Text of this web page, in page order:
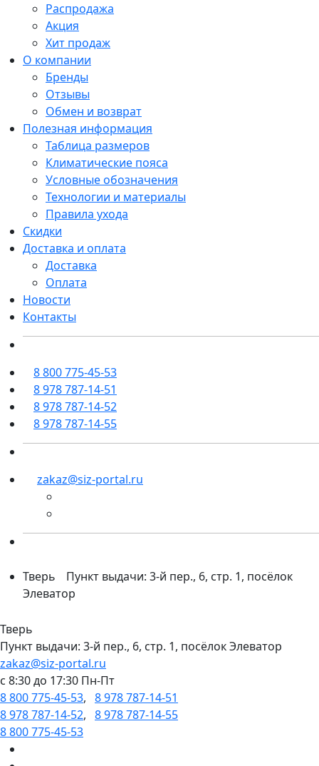
Распродажа
Акция
Хит продаж
О компании
Бренды
Отзывы
Обмен и возврат
Полезная информация
Таблица размеров
Климатические пояса
Условные обозначения
Технологии и материалы
Правила ухода
Скидки
Доставка и оплата
Доставка
Оплата
Новости
Контакты
8 800 775-45-53
8 978 787-14-51
8 978 787-14-52
8 978 787-14-55
zakaz@siz-portal.ru
Тверь
Пункт выдачи: 3-й пер., 6, стр. 1, посёлок
Элеватор
Тверь
Пункт выдачи: 3-й пер., 6, стр. 1, посёлок Элеватор
zakaz@siz-portal.ru
c 8:30 до 17:30 Пн-Пт
8 800 775-45-53, 8 978 787-14-51
8 978 787-14-52, 8 978 787-14-55
8 800 775-45-53